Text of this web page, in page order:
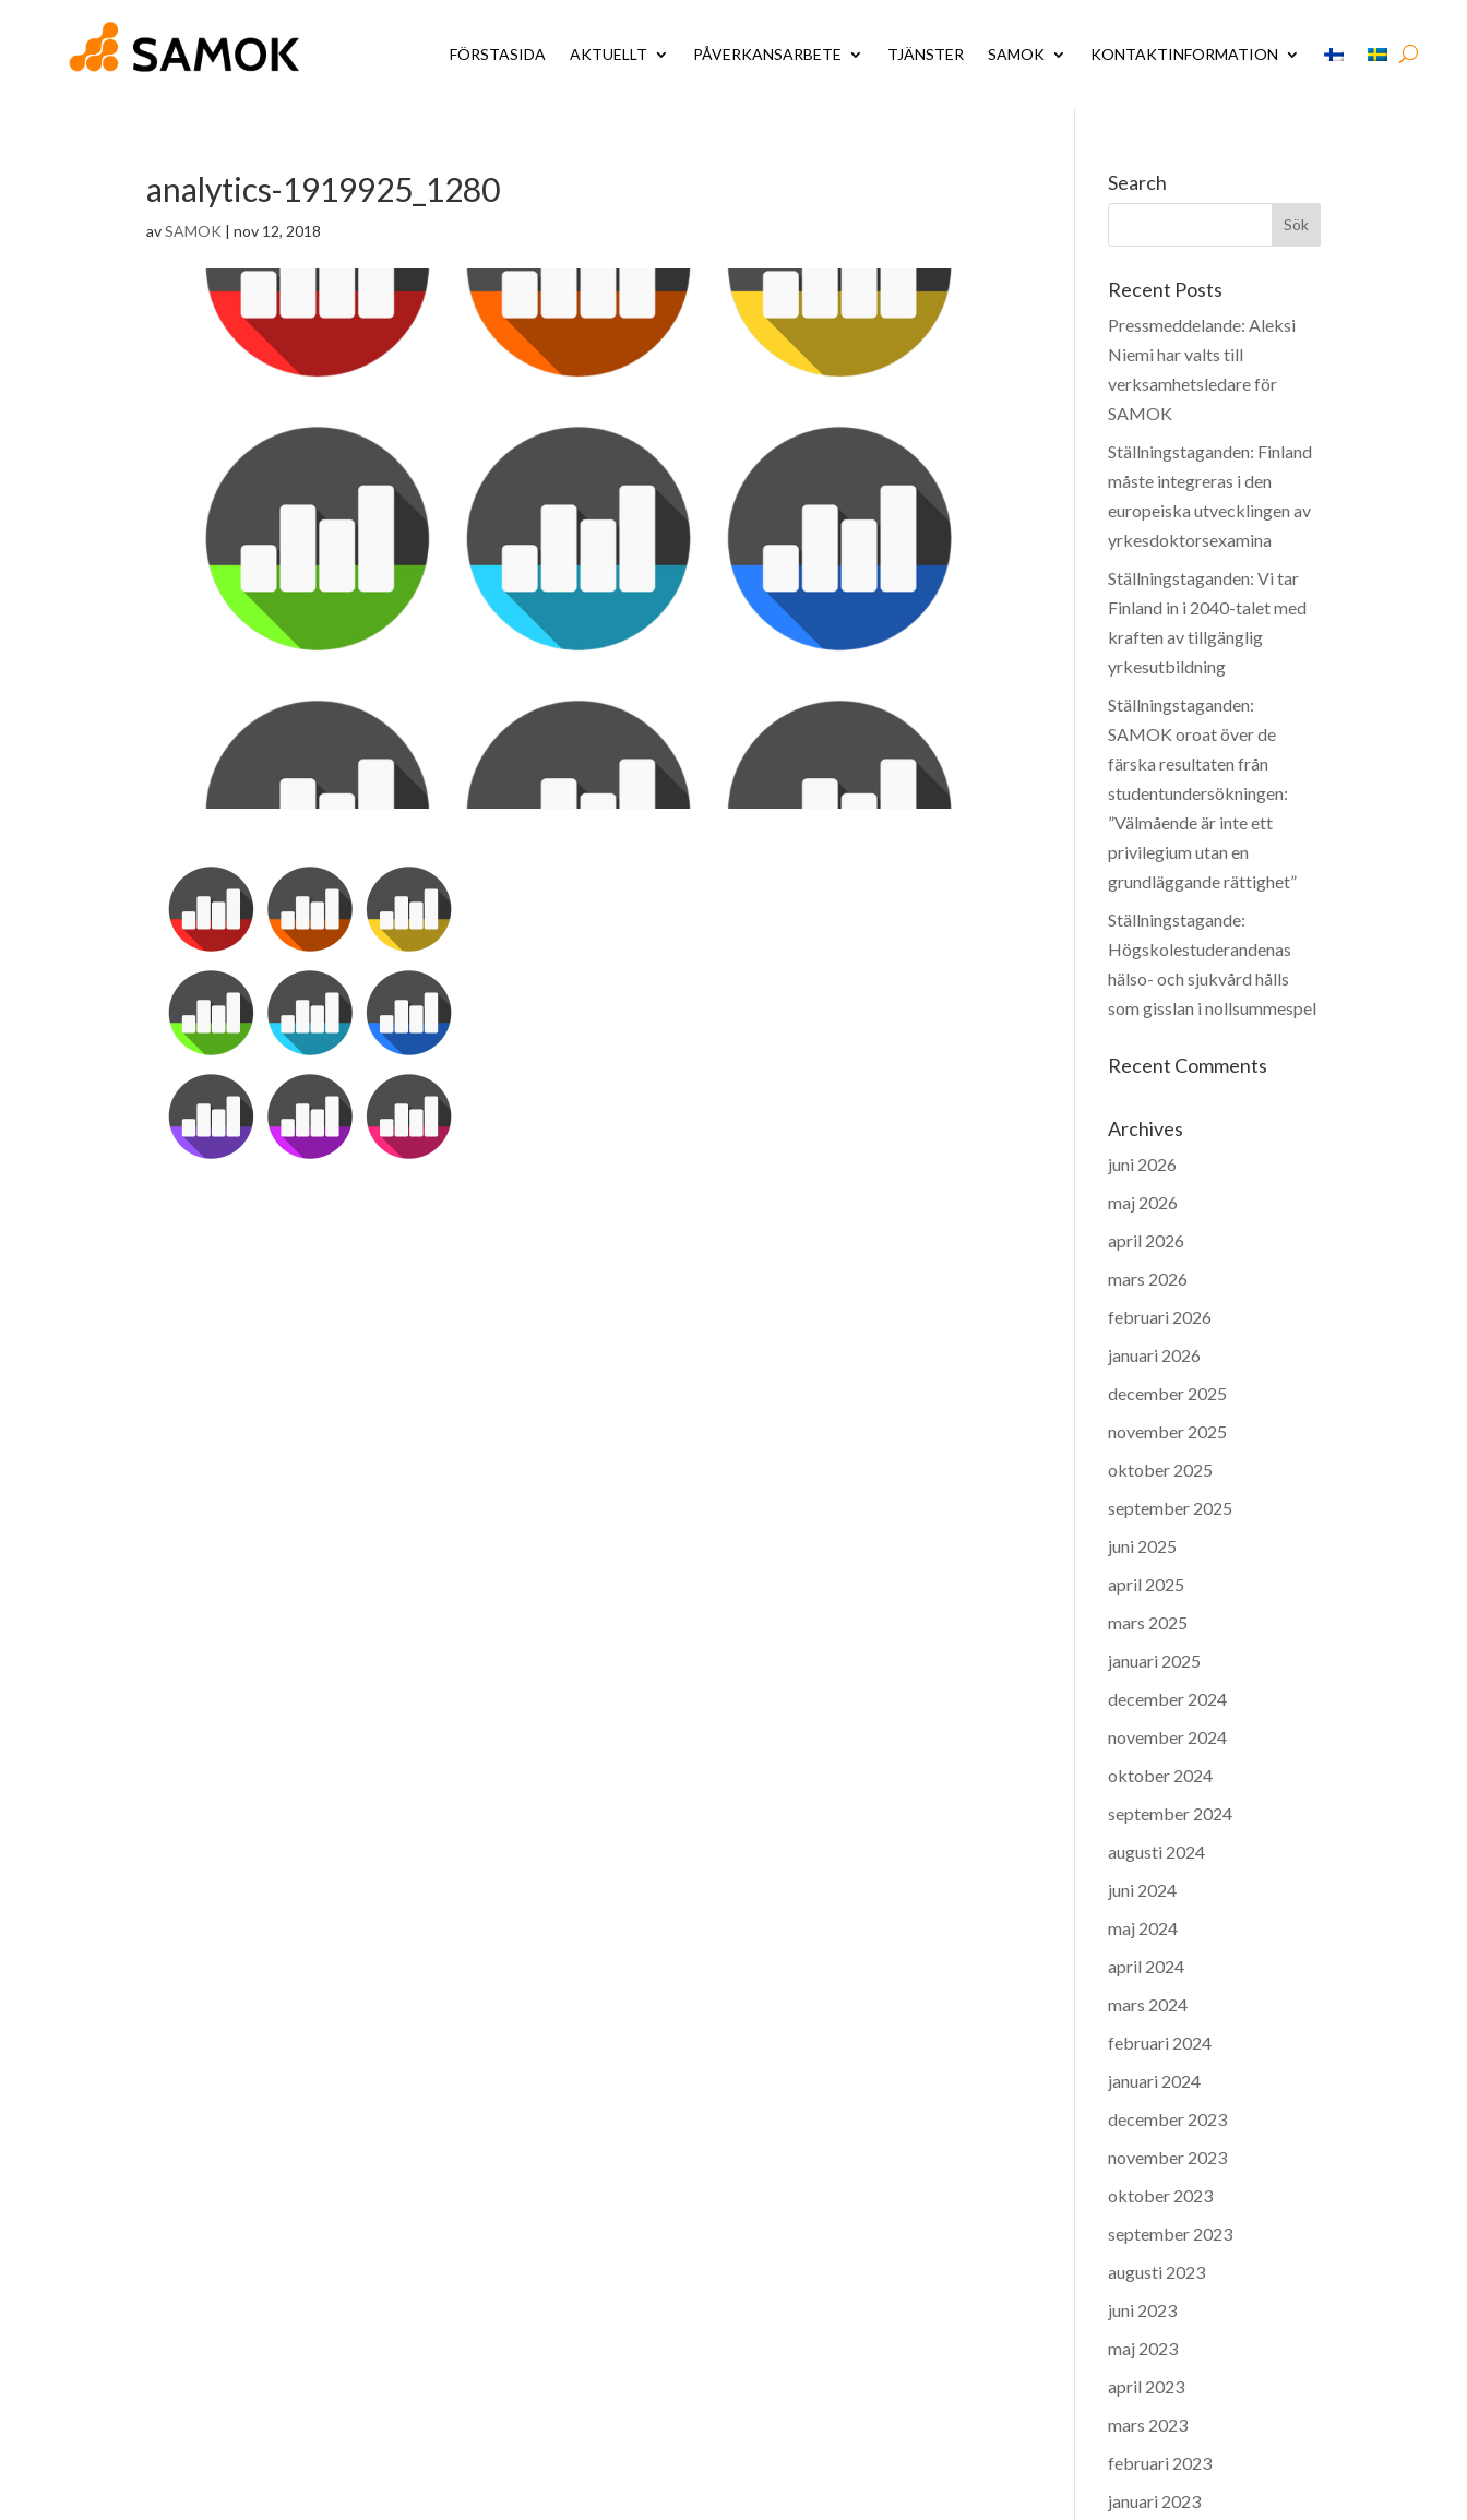
FÖRSTASIDA AKTUELLT PÅVERKANSARBETE TJÄNSTER SAMOK KONTAKTINFORMATION
analytics-1919925_1280
avSAMOK |nov 12, 2018
Search
Recent Posts
Pressmeddelande: Aleksi
Niemi har valts till
verksamhetsledare för
SAMOK
Ställningstaganden: Finland
måste integreras i den
europeiska utvecklingen av
yrkesdoktorsexamina
Ställningstaganden: Vi tar
Finland in i 2040-talet med
kraften av tillgänglig
yrkesutbildning
Ställningstaganden:
SAMOK oroat över de
färska resultaten från
studentundersökningen:
”Välmående är inte ett
privilegium utan en
grundläggande rättighet”
Ställningstagande:
Högskolestuderandenas
hälso- och sjukvård hålls
som gisslan i nollsummespel
Recent Comments
Archives
juni 2026
maj 2026
april 2026
mars 2026
februari 2026
januari 2026
december 2025
november 2025
oktober 2025
september 2025
juni 2025
april 2025
mars 2025
januari 2025
december 2024
november 2024
oktober 2024
september 2024
augusti 2024
juni 2024
maj 2024
april 2024
mars 2024
februari 2024
januari 2024
december 2023
november 2023
oktober 2023
september 2023
augusti 2023
juni 2023
maj 2023
april 2023
mars 2023
februari 2023
januari 2023